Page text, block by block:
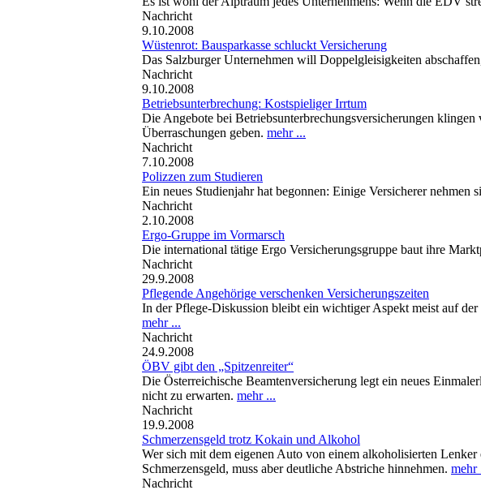
Nachricht
9.10.2008
Wüstenrot: Bausparkasse schluckt Versicherung
Das Salzburger Unternehmen will Doppelgleisigkeiten
Nachricht
9.10.2008
Betriebsunterbrechung: Kostspieliger Irrtum
Die Angebote bei Betriebsunterbrechungsversicherungen
Überraschungen geben. mehr ...
Nachricht
7.10.2008
Polizzen zum Studieren
Ein neues Studienjahr hat begonnen: Einige Versicherer nehmen
Nachricht
2.10.2008
Ergo-Gruppe im Vormarsch
Die international tätige Ergo Versicherungsgruppe baut ihre
Nachricht
29.9.2008
Pflegende Angehörige verschenken Versicherungszeiten
In der Pflege-Diskussion bleibt ein wichtiger Aspekt meist auf
mehr ...
Nachricht
24.9.2008
ÖBV gibt den „Spitzenreiter“
Die Österreichische Beamtenversicherung legt ein neues
nicht zu erwarten. mehr ...
Nachricht
19.9.2008
Schmerzensgeld trotz Kokain und Alkohol
Wer sich mit dem eigenen Auto von einem alkoholisierten
Schmerzensgeld, muss aber deutliche Abstriche hinnehmen. mehr
Nachricht